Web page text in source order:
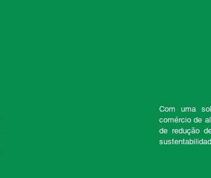
Com uma
comércio de
de redução